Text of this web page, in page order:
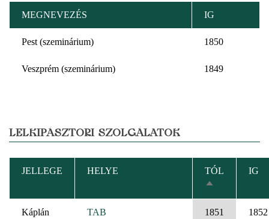
MEGNEVEZÉS IG
Pest (szeminárium) 1850
Veszprém (szeminárium) 1849
LELKIPÁSZTORI SZOLGÁLATOK
JELLEGE HELYE
TÓL
CSÖKKENŐ
RENDEZÉS
IG
Káplán TAB 1851 1852